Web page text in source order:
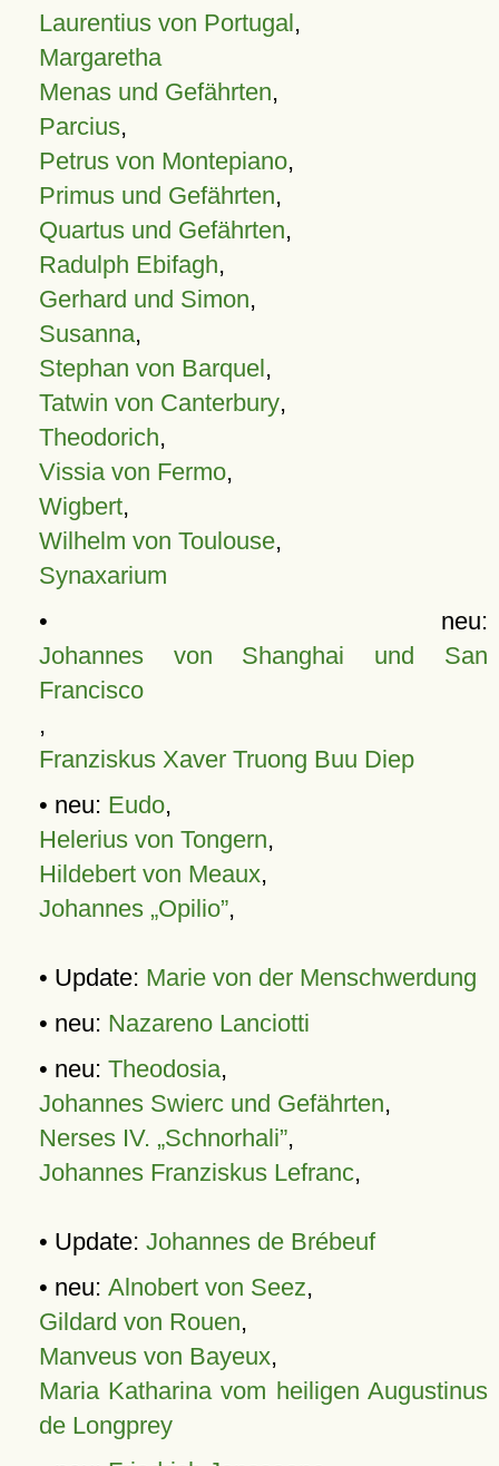
Laurentius von Portugal,
Margaretha
Menas und Gefährten,
Parcius,
Petrus von Montepiano,
Primus und Gefährten,
Quartus und Gefährten,
Radulph Ebifagh,
Gerhard und Simon,
Susanna,
Stephan von Barquel,
Tatwin von Canterbury,
Theodorich,
Vissia von Fermo,
Wigbert,
Wilhelm von Toulouse,
Synaxarium
• neu:
Johannes von Shanghai und San
Francisco
,
Franziskus Xaver Truong Buu Diep
• neu: Eudo,
Helerius von Tongern,
Hildebert von Meaux,
Johannes „Opilio”,
• Update: Marie von der Menschwerdung
• neu: Nazareno Lanciotti
• neu: Theodosia,
Johannes Swierc und Gefährten,
Nerses IV. „Schnorhali”,
Johannes Franziskus Lefranc,
• Update: Johannes de Brébeuf
• neu: Alnobert von Seez,
Gildard von Rouen,
Manveus von Bayeux,
Maria Katharina vom heiligen Augustinus
de Longprey